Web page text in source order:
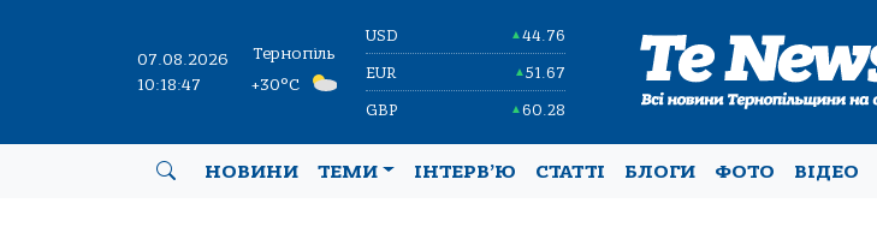
07.08.2026
10:18:48
Тернопіль
+30°C
USD ▲44.76
EUR ▲51.67
GBP ▲60.28
НОВИНИ ТЕМИ ІНТЕРВ’Ю СТАТТІ БЛОГИ ФОТО ВІДЕО